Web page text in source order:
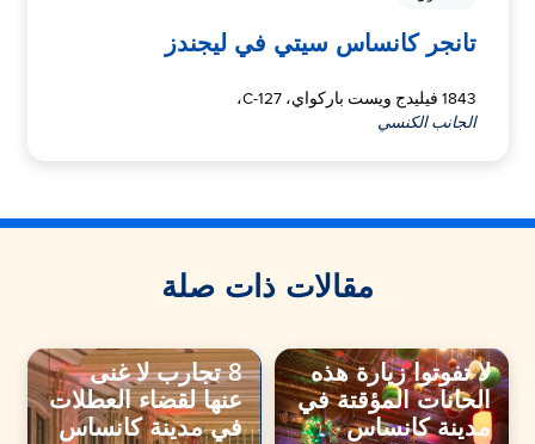
تانجر كانساس سيتي في ليجندز
1843 فيليدج ويست باركواي، C-127،
الجانب الكنسي
مقالات ذات صلة
لا تفوتوا زيارة هذه
الحانات المؤقتة في
مدينة كانساس
8 تجارب لا غنى
عنها لقضاء العطلات
في مدينة كانساس